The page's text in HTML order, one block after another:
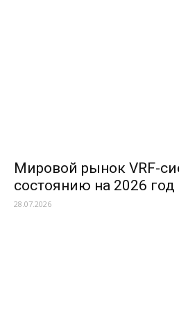
Мировой рынок VRF-
состоянию на 2026 год
28.07.2026